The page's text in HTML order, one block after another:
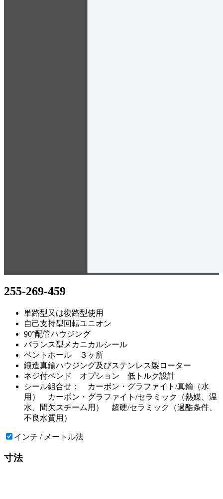
255-269-459
単路型又は復路型使用
自己支持型回転ユニオン
90°配管ハウジング
バランス型メカニカルシール
ベントホール ３ヶ所
鍛造真鍮ハウジング及びステンレス製ローター
ネジ付ベンド オプション 低トルク設計
シール組合せ： カーボン・グラファイト/真鍮（水
用） カーボン・グラファイト/セラミック（熱媒、温
水、間欠スチーム用） 超硬/セラミック（過酷条件、
不良水質用）
インチ / メートル法
寸法